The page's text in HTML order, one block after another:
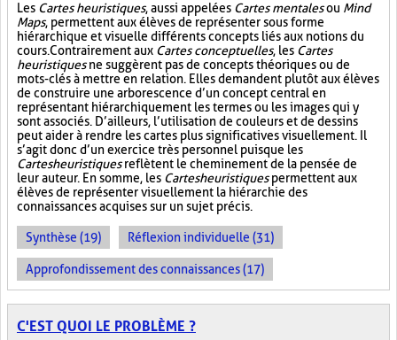
Les Cartes heuristiques, aussi appelées Cartes mentalesou Mind
Maps, permettent aux élèves de représenter sous forme
hiérarchique et visuelle différents concepts liés aux notions du
cours. Contrairement aux Cartes conceptuelles, les Cartes
heuristiquesne suggèrent pas de concepts théoriques ou de
mots-clés à mettre en relation. Elles demandent plutôt aux élèves
de construire une arborescence d’un concept central en
représentant hiérarchiquement les termes ou les images qui y
sont associés. D’ailleurs, l’utilisation de couleurs et de dessins
peut aider à rendre les cartes plus significatives visuellement. Il
s’agit donc d’un exercice très personnel puisque les
Cartes heuristiquesreflètent le cheminement de la pensée de
leur auteur. En somme, les Cartes heuristiquespermettent aux
élèves de représenter visuellement la hiérarchie des
connaissances acquises sur un sujet précis.
Synthèse (19) Réflexion individuelle (31)
Approfondissement des connaissances (17)
C'EST QUOI LE PROBLÈME ?